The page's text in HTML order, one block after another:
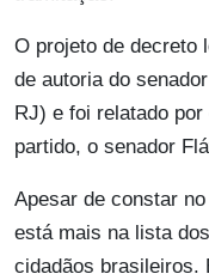
O projeto de decreto
de autoria do
RJ) e foi relatado
partido, o senador
Apesar de constar
está mais na lista
cidadãos brasileiros.